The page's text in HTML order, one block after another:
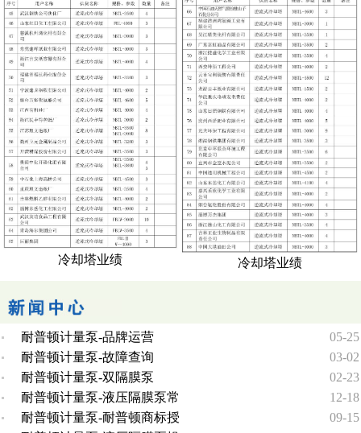
冷却塔业绩 冷却塔业绩
耐普顿计量泵-品牌运营
05-25
耐普顿计量泵-故障查询
03-02
耐普顿计量泵-双隔膜泵
02-23
耐普顿计量泵-液压隔膜泵常
12-18
耐普顿计量泵-耐普顿商标授
09-15